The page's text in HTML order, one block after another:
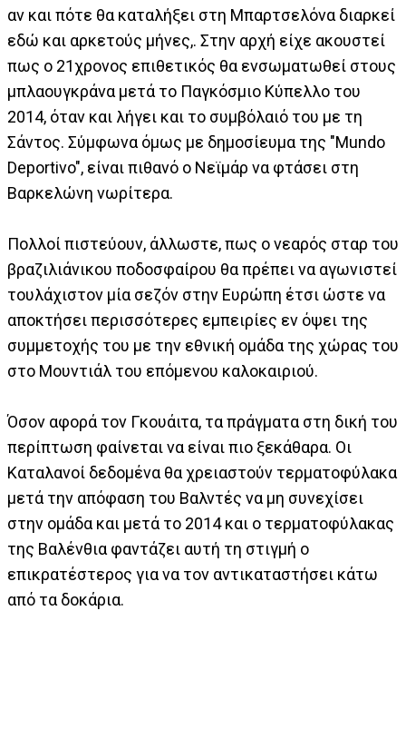
αν και πότε θα καταλήξει στη Μπαρτσελόνα διαρκεί
εδώ και αρκετούς μήνες,. Στην αρχή είχε ακουστεί
πως ο 21χρονος επιθετικός θα ενσωματωθεί στους
μπλαουγκράνα μετά το Παγκόσμιο Κύπελλο του
2014, όταν και λήγει και το συμβόλαιό του με τη
Σάντος. Σύμφωνα όμως με δημοσίευμα της "Mundo
Deportivo", είναι πιθανό ο Νεϊμάρ να φτάσει στη
Βαρκελώνη νωρίτερα.
Πολλοί πιστεύουν, άλλωστε, πως ο νεαρός σταρ του
βραζιλιάνικου ποδοσφαίρου θα πρέπει να αγωνιστεί
τουλάχιστον μία σεζόν στην Ευρώπη έτσι ώστε να
αποκτήσει περισσότερες εμπειρίες εν όψει της
συμμετοχής του με την εθνική ομάδα της χώρας του
στο Μουντιάλ του επόμενου καλοκαιριού.
Όσον αφορά τον Γκουάιτα, τα πράγματα στη δική του
περίπτωση φαίνεται να είναι πιο ξεκάθαρα. Οι
Καταλανοί δεδομένα θα χρειαστούν τερματοφύλακα
μετά την απόφαση του Βαλντές να μη συνεχίσει
στην ομάδα και μετά το 2014 και ο τερματοφύλακας
της Βαλένθια φαντάζει αυτή τη στιγμή ο
επικρατέστερος για να τον αντικαταστήσει κάτω
από τα δοκάρια.